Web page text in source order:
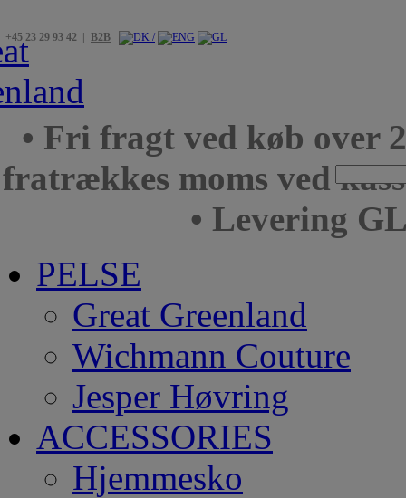
+45 23 29 93 42 | B2B
• Fri fragt ved køb over
fratrækkes moms ved
• Levering
PELSE
Great Greenland
Wichmann Couture
Jesper Høvring
ACCESSORIES
Hjemmesko